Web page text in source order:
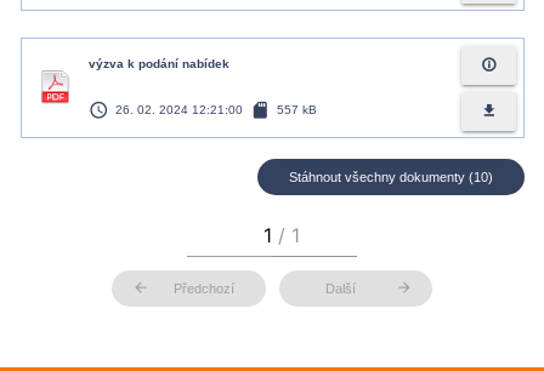
výzva k podání nabídek
access_time 26. 02. 2024 12:21:00 sd_card 557 kB
info_outline
file_download
Stáhnout všechny dokumenty (10)
arrow_back Předchozí Další arrow_forward